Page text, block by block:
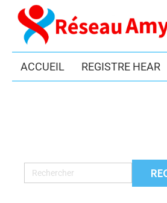
ACCUEIL REGISTRE HEAR